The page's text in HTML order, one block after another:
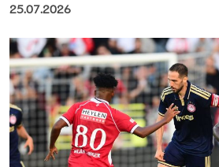
25.07.2026